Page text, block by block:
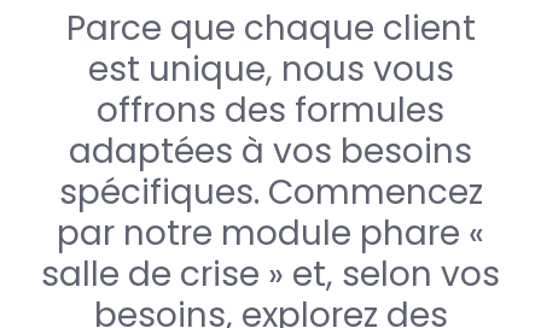
Parce que chaque client
est unique, nous vous
offrons des formules
adaptées à vos besoins
spécifiques. Commencez
par notre module phare «
salle de crise » et, selon vos
besoins, explorez des